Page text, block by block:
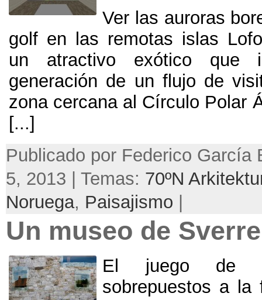
Ver las auroras
golf en las remotas islas
un atractivo exótico que
generación de un flujo de
zona cercana al Círculo Polar
[...]
Publicado por Federico García
5, 2013 | Temas: 70ºN
Noruega, Paisajismo
Un museo de
El juego de
sobrepuestos a la